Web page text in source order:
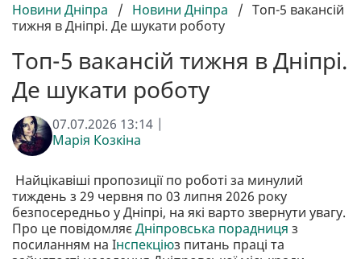
Новини Дніпра / Новини Дніпра / Топ-5 вакансій
тижня в Дніпрі. Де шукати роботу
Топ-5 вакансій тижня в Дніпрі.
Де шукати роботу
07.07.2026 13:14 |
Марія Козкіна
Найцікавіші пропозиції по роботі за минулий
тиждень з 29 червня по 03 липня 2026 року
безпосередньо у Дніпрі, на які варто звернути увагу.
Про це повідомляєДніпровська порадниця з
посиланням на Інспекціюз питань праці та